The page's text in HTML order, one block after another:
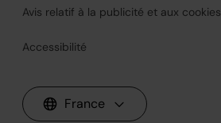
Avis relatif à la publicité et aux cookies
Accessibilité
France